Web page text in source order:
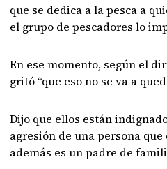
que se dedica a la pesca a
el grupo de pescadores lo
En ese momento, según el
gritó “que eso no se va a
Dijo que ellos están
agresión de una persona que
además es un padre de